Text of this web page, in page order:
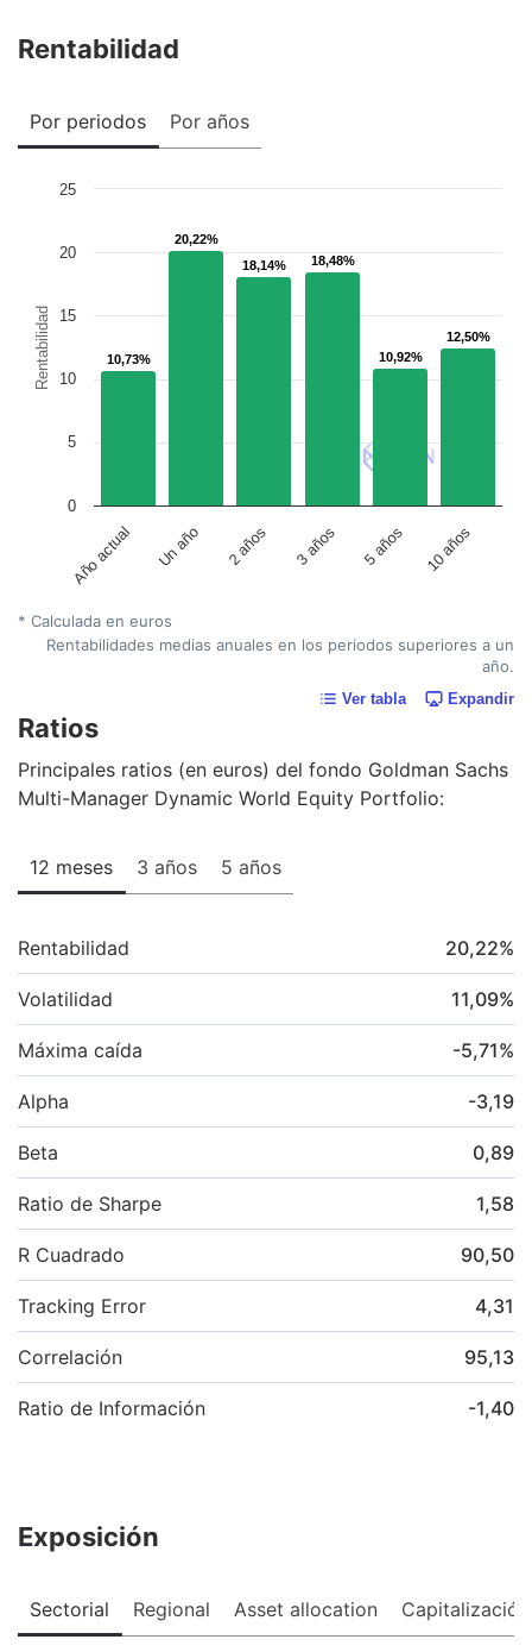
Rentabilidad
Por periodos Por años
Rentabilidad 10,73%
10,73%
20,22%
20,22%
18,14%
18,14% 18,48%
18,48%
10,92%
10,92%
12,50%
12,50%
Año actual Un año 2 años 3 años 5 años 10 años
0
5
10
15
20
25
* Calculada en euros
Rentabilidades medias anuales en los periodos superiores a un
año.
Ver tabla Expandir
Ratios
Principales ratios (en euros) del fondo Goldman Sachs
Multi-Manager Dynamic World Equity Portfolio:
12 meses 3 años 5 años
Rentabilidad 20,22%
Volatilidad 11,09%
Máxima caída -5,71%
Alpha -3,19
Beta 0,89
Ratio de Sharpe 1,58
R Cuadrado 90,50
Tracking Error 4,31
Correlación 95,13
Ratio de Información -1,40
Exposición
Sectorial Regional Asset allocation Capitalización